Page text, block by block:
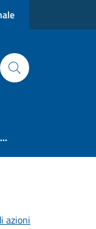
azioni